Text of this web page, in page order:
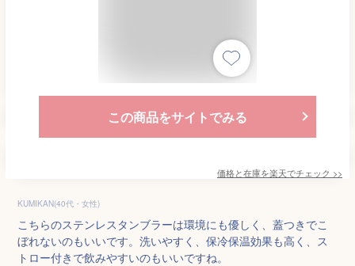
この商品をサイトでみる
価格と在庫を楽天でチェック >>
KUMIKAN(40代・女性)
こちらのステンレスタンブラーは環境にも優しく、蓋つきでこ
ぼれないのもいいです。洗いやすく、保冷保温効果も高く、ス
トロー付きで飲みやすいのもいいですね。